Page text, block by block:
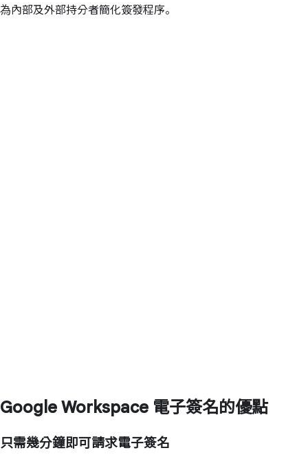
為內部及外部持分者簡化簽發程序。
Google Workspace 電子簽名的優點
只需幾分鐘即可請求電子簽名